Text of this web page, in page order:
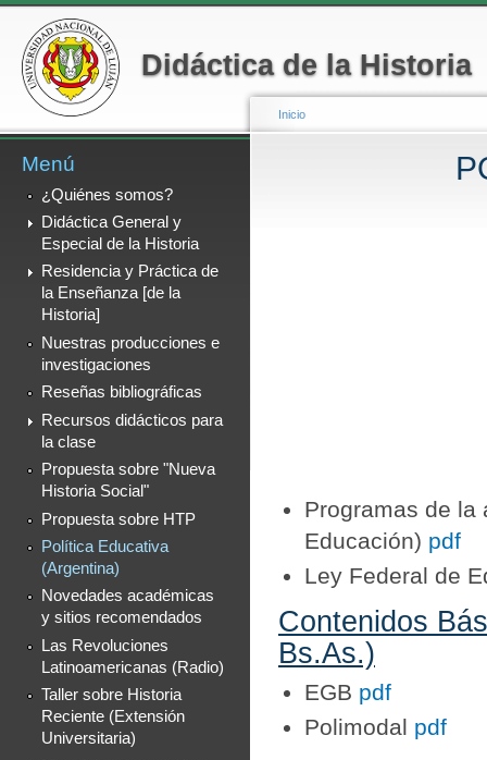
Didáctica de la Historia
Menú secundario
Menú
¿Quiénes somos?
Didáctica General y
Especial de la Historia
Residencia y Práctica de
la Enseñanza [de la
Historia]
Nuestras producciones e
investigaciones
Reseñas bibliográficas
Recursos didácticos para
la clase
Propuesta sobre "Nueva
Historia Social"
Propuesta sobre HTP
Política Educativa
(Argentina)
Novedades académicas
y sitios recomendados
Las Revoluciones
Latinoamericanas (Radio)
Taller sobre Historia
Reciente (Extensión
Universitaria)
Se encuentra usted
Inicio
Programas de la
Educación) pdf
Ley Federal de
Contenidos
Bs.As.)
EGB pdf
Polimodal pdf